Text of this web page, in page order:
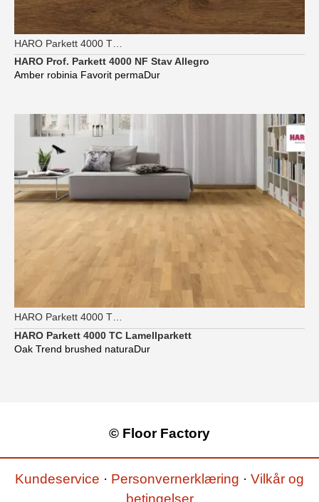
HARO Prof. Parkett 4000 NF Stav Allegro
Amber robinia Favorit permaDur
HARO Parkett 4000 TC Longstrip
HARO Parkett 4000 TC Lamellparkett
Oak Trend brushed naturaDur
© Floor Factory
Kundeservice · Personvernerklæring · Vilkår og
betingelser